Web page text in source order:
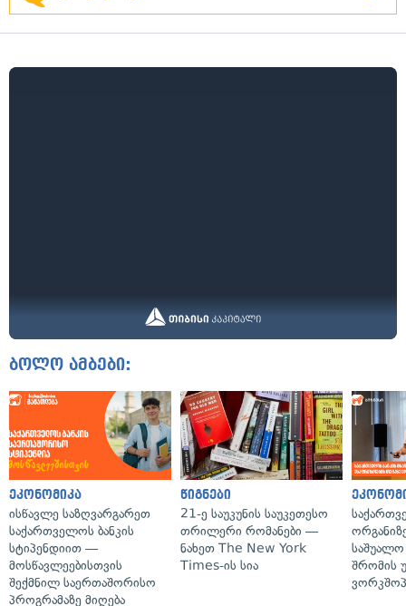
ბოლო ამბები:
ეკონომიკა
ისწავლე საზღვარგარეთ
საქართველოს ბანკის
სტიპენდიით —
მოსწავლეებისთვის
შექმნილ საერთაშორისო
პროგრამაზე მიღება
წიგნები
21-ე საუკუნის საუკეთესო
თრილერი რომანები —
ნახეთ The New York
Times-ის სია
საშუალო
შრომის